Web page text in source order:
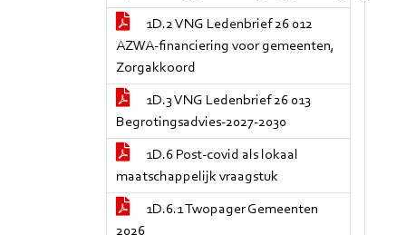
1D.2 VNG Ledenbrief 26 012
AZWA-financiering voor gemeenten,
Zorgakkoord
1D.3 VNG Ledenbrief 26 013
Begrotingsadvies-2027-2030
1D.6 Post-covid als lokaal
maatschappelijk vraagstuk
1D.6.1 Twopager Gemeenten
2026